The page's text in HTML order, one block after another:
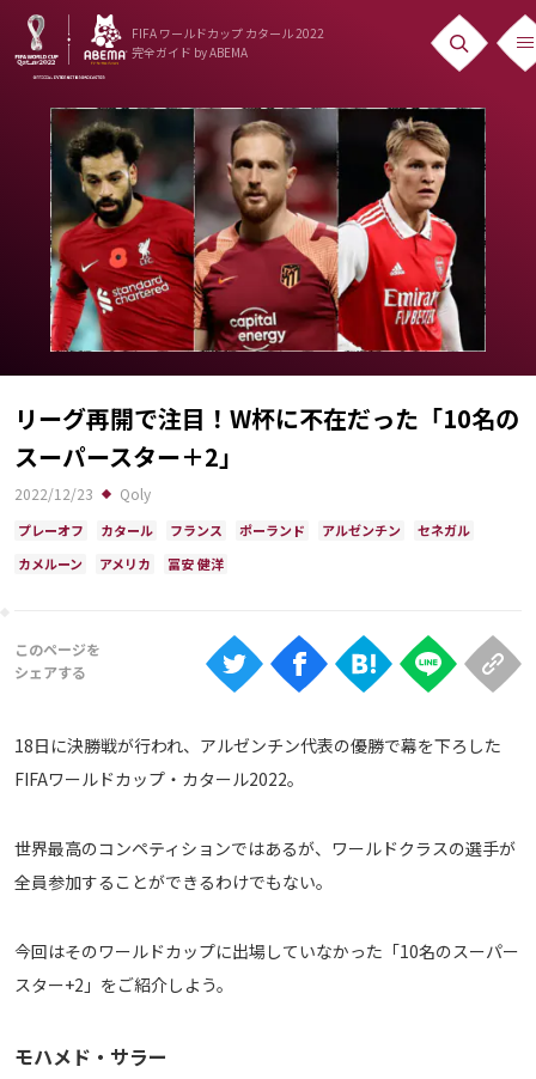
FIFA ワールドカップ カタール 2022
完全ガイド by ABEMA
ニュース
News
出場国
Teams
日本代表
日程・結果
Schedule
ランキング
About
視聴方法
ABEMAの視聴について
Android
リーグ再開で注目！W杯に不在だった「10名の
スーパースター＋2」
2022/12/23 Qoly
プレーオフ カタール フランス ポーランド アルゼンチン
セネガル
カメルーン
アメリカ 冨安 健洋
18日に決勝戦が行われ、アルゼンチン代表の優勝で幕を下ろした
FIFAワールドカップ・カタール2022。
世界最高のコンペティションではあるが、ワールドクラスの選手が
全員参加することができるわけでもない。
今回はそのワールドカップに出場していなかった「10名のスーパー
スター+2」をご紹介しよう。
モハメド・サラー